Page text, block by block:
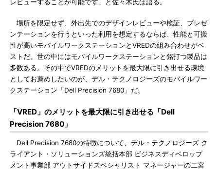
レビューすることが可能です」と佐々木氏は語る。
場所を限定せず、外出先でのデザインレビューや検証、プレゼ
ンテーションを行うといった利用を想定するならば、性能と可搬
性が高いモバイルワークステーションとVREDの組み合わせがベ
ストだ。世の中にはモバイルワークステーションと銘打つ製品は
多数ある。その中でVREDのメリットを最大限に引き出せる環境
としてお薦めしたいのが、デル・テクノロジーズのモバイルワー
クステーション「Dell Precision 7680」だ。
「VRED」のメリットを最大限に引き出せる「Dell
Precision 7680」
Dell Precision 7680の特徴について、デル・テクノロジーズ ク
ライアント・ソリューションズ統括本部 ビジネスディベロップ
メント事業部 アウトサイドスペシャリスト マネージャーの二宮